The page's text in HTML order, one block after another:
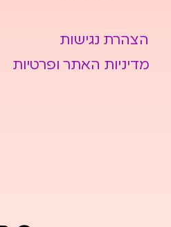
הצהרת נגישות
מדיניות האתר ופרטיות